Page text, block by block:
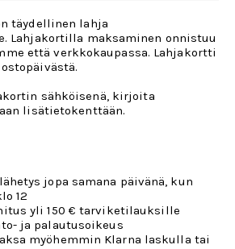
täydellinen lahja
Lahjakortilla maksaminen onnistuu
että verkkokaupassa. Lahjakortti
sähköisenä, kirjoita
lisätietokenttään.
jopa samana päivänä, kun
12
yli 150 € tarviketilauksille
ja palautusoikeus
myöhemmin Klarna laskulla tai